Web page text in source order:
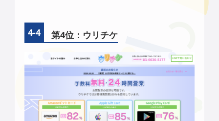
第4位：ウリチケ